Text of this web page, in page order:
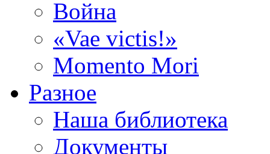
Война
«Vae victis!»
Momento Mori
Разное
Наша библиотека
Документы